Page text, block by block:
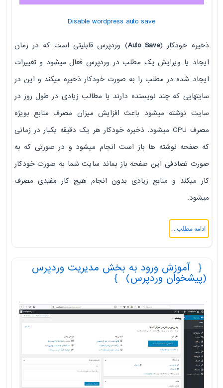
Disable wordpress auto save
ذخیره خودکار (Auto Save) وردپرس قابلیتی است که در زمان
ایجاد یا ویرایش یک مطلب در وردپرس فعال میشود و تغییرات
ایجاد شده در مطلب را به صورت خودکار ذخیره میکند و این در
سایتهایی که چند نویسنده دارند یا مطالب زیادی در طول روز در
سایت نوشته میشود باعث افزایش میزان مصرف منابع بویژه
مصرف CPU میشود. ذخیره خودکار هر یک دقیقه یکبار در زمانی
که صفحه نوشته ها باز است انجام میشود و در صورتی که به
صورت تصادفی این صفحه باز بماند سایت شما به صورت خودکار
کار میکند و منابع زیادی بدون انجام هیچ کار مفیدی مصرف
میشود.
ادامه مطلب...
آموزش ورود به بخش مدیریت وردپرس
(پیشخوان وردپرس)